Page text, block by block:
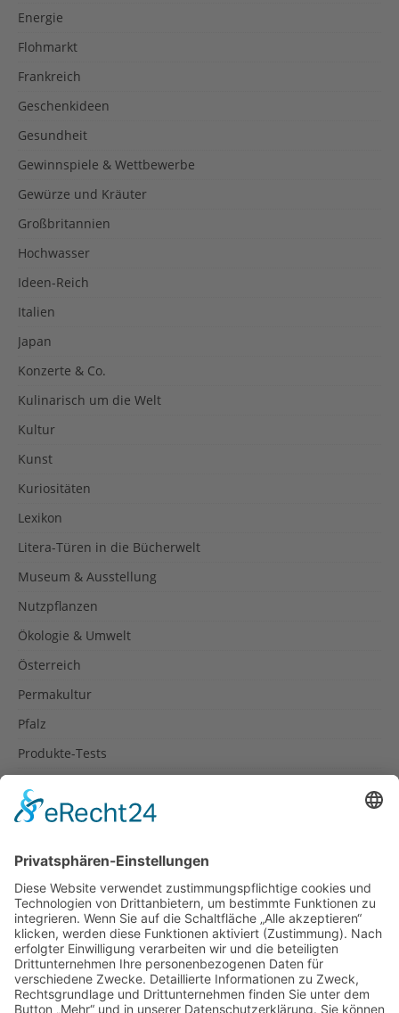
Energie
Flohmarkt
Frankreich
Geschenkideen
Gesundheit
Gewinnspiele & Wettbewerbe
Gewürze und Kräuter
Großbritannien
Hochwasser
Ideen-Reich
Italien
Japan
Konzerte & Co.
Kulinarisch um die Welt
Kultur
Kunst
Kuriositäten
Lexikon
Litera-Türen in die Bücherwelt
Museum & Ausstellung
Nutzpflanzen
Ökologie & Umwelt
Österreich
Permakultur
Pfalz
Produkte-Tests
Rezepte
Spanien
Südtirol
USA
Weihnachten
Weihnachtstexte